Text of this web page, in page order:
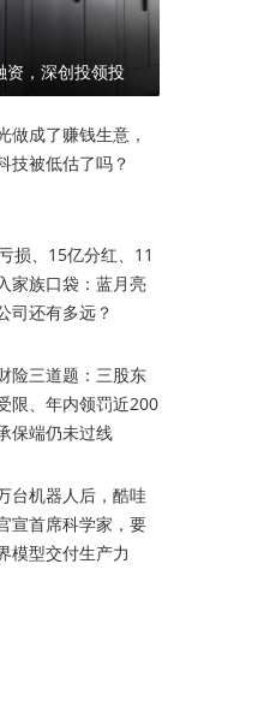
资，深创投领投
做成了赚钱生意，
技被低估了吗？
损、15亿分红、11
家族口袋：蓝月亮
司还有多远？
险三道题：三股东
限、年内领罚近200
保端仍未过线
台机器人后，酷哇
宣首席科学家，要
模型交付生产力